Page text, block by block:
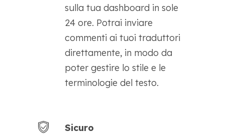
sulla tua dashboard in sole
24 ore. Potrai inviare
commenti ai tuoi traduttori
direttamente, in modo da
poter gestire lo stile e le
terminologie del testo.
Sicuro